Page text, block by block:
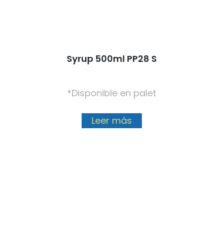
Syrup 500ml PP28 S
*Disponible en palet
Leer más